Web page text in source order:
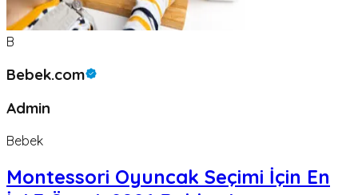
B
Bebek.com
Admin
Bebek
Montessori Oyuncak Seçimi İçin En